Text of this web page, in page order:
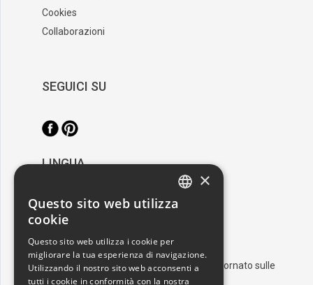
Cookies
Collaborazioni
SEGUICI SU
LINGUA
Iscriviti alla nostra newsletter e resta aggiornato sulle
ultime novità nel mondo dell'arte
×
Questo sito web utilizza
cookie
Questo sito web utilizza i cookie per
migliorare la tua esperienza di navigazione.
Utilizzando il nostro sito web acconsenti a
tutti i cookie in conformità con la nostra